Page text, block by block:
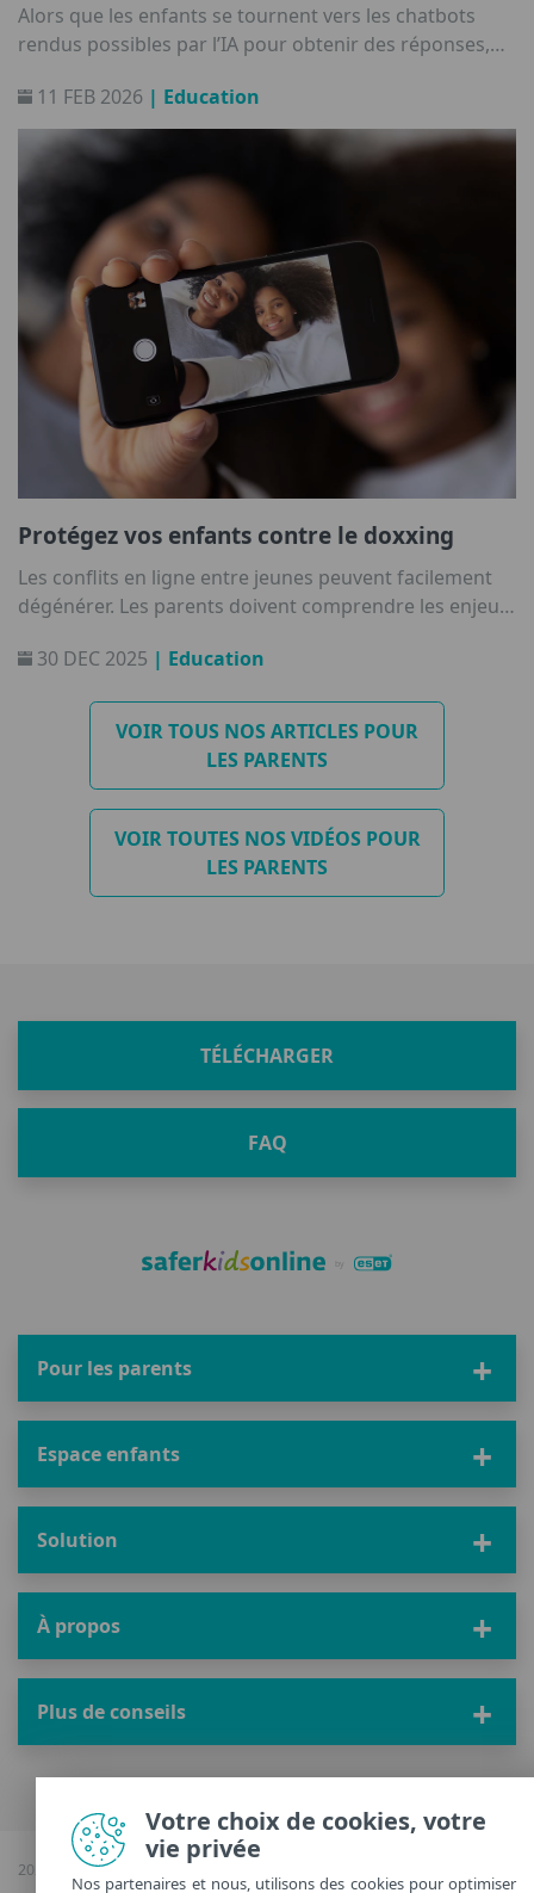
Alors que les enfants se tournent vers les chatbots
rendus possibles par l’IA pour obtenir des réponses,
posent quant à leur sécurité, leur vie privée et leur
développement émotionnel.
11 FEB 2026 | Education
Protégez vos enfants contre le doxxing
Les conflits en ligne entre jeunes peuvent facilement
dégénérer. Les parents doivent comprendre les enjeux
30 DEC 2025 | Education
VOIR TOUS NOS ARTICLES POUR
LES PARENTS
VOIR TOUTES NOS VIDÉOS POUR
LES PARENTS
TÉLÉCHARGER
FAQ
Pour les parents
Espace enfants
Solution
À propos
Plus de conseils
2026 Copyright © ESET, Tous droits réservés |
Votre choix de cookies, votre
vie privée
Nos partenaires et nous, utilisons des cookies pour optimiser